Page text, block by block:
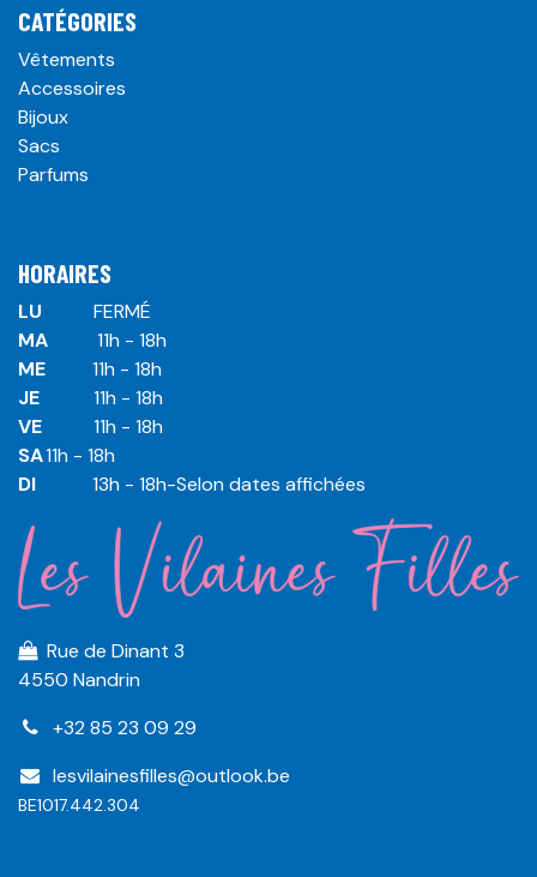
CATÉGORIES
Vêtements
Accessoires
Bijoux
Sacs
Parfums
HORAIRES
LU
​ ​FERMÉ
MA
​11h - 18h
ME
​11h - 18h
JE
​​11h - 18h
VE
​​​11h - 18h
SA​​​11h - 18h
DI
​​​ 13h - 18h-Selon dates affichées
Rue de Dinant 3
4550 Nandrin
+32 85 23 09 29
lesvilainesfilles@outlook.be
BE1017.442.304